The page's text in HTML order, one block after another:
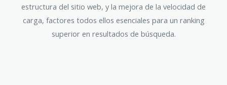
estructura del sitio web, y la mejora de la velocidad de
carga, factores todos ellos esenciales para un ranking
superior en resultados de búsqueda.